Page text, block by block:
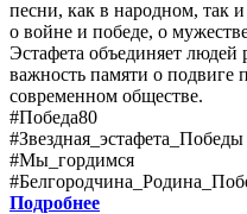
песни, как в народном, так
о войне и победе, о
Эстафета объединяет людей
важность памяти о подвиге
современном обществе.
#Победа80
#Звездная_эстафета_Победы
#Мы_гордимся
Подробнее